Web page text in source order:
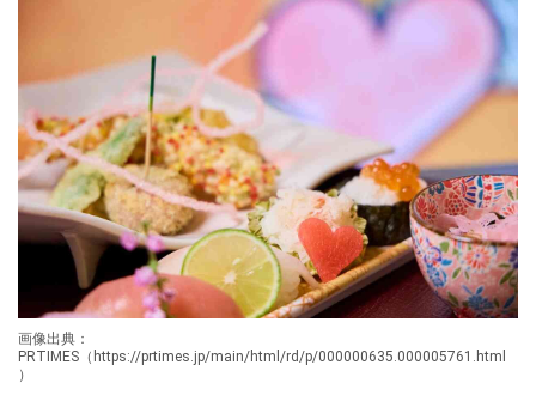
画像出典：
PRTIMES（https://prtimes.jp/main/html/rd/p/000000635.000005761.html
）